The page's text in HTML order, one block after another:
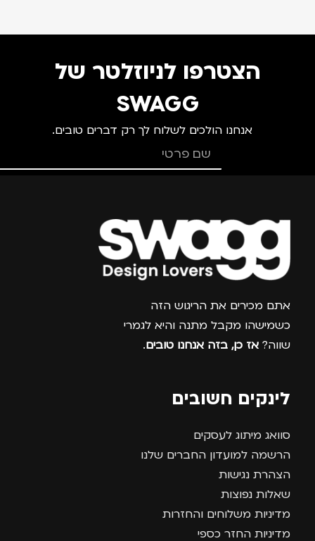
הצטרפו לניוזלטר של
SWAGG
אנחנו הולכים לשלוח לך רק דברים טובים.
צרפו אותי למועדון
אתם מכירים את הריגוש הזה
כשמישהו מקבל מתנה והיא לגמרי
שווה? אז כן, בזה אנחנו טובים.
לינקים חשובים
סוואג מיתוג לעסקים
הרשמה למועדון החברים שלנו
הצהרת נגישות
שאלות נפוצות
מדיניות משלוחים והחזרות
מדיניות החזר כספי